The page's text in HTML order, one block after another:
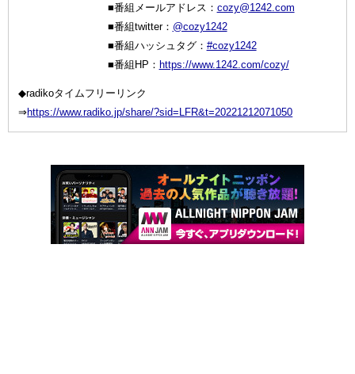
■番組メールアドレス： cozy@1242.com
■番組twitter： @cozy1242
■番組ハッシュタグ： #cozy1242
■番組HP： https://www.1242.com/cozy/
◆radikoタイムフリーリンク
⇒https://www.radiko.jp/share/?sid=LFR&t=20221212071050